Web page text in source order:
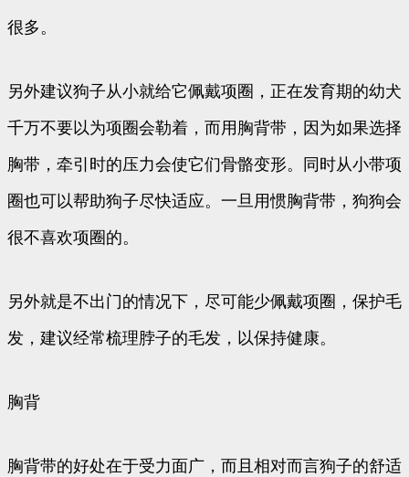
很多。
另外建议狗子从小就给它佩戴项圈，正在发育期的幼犬
千万不要以为项圈会勒着，而用胸背带，因为如果选择
胸带，牵引时的压力会使它们骨骼变形。同时从小带项
圈也可以帮助狗子尽快适应。一旦用惯胸背带，狗狗会
很不喜欢项圈的。
另外就是不出门的情况下，尽可能少佩戴项圈，保护毛
发，建议经常梳理脖子的毛发，以保持健康。
胸背
胸背带的好处在于受力面广，而且相对而言狗子的舒适